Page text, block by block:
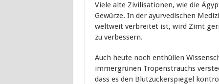
Viele alte Zivilisationen, wie die
Gewürze. In der ayurvedischen
weltweit verbreitet ist, wird Zimt
zu verbessern.
Auch heute noch enthüllen
immergrünen Tropenstrauchs
dass es den Blutzuckerspiegel